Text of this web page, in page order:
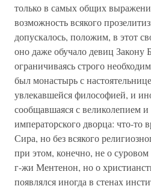
только в самых общих
возможность всякого
допускалось, положим, в этот
оно даже обучало девиц Закону
ограничиваясь строго
был монастырь с
увлекавшейся философией, и
сообщавшаяся с великолепием и
императорского дворца: что-то
Сира, но без всякого
при этом, конечно, не о
г-жи Ментенон, но о
появлялся иногда в стенах